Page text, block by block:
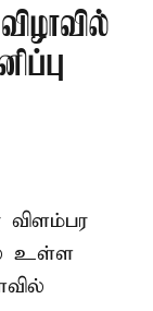
விளம்பர
உள்ள